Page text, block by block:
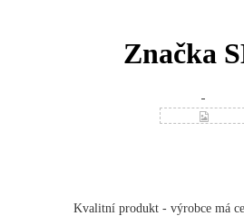
Značka
Kvalitní produkt - výrobce má